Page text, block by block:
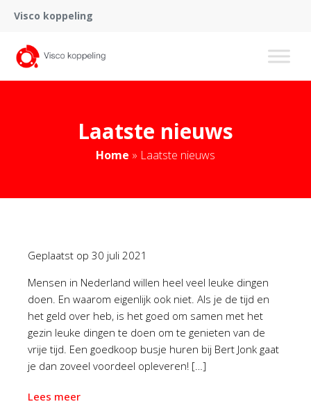
Visco koppeling
Laatste nieuws
Home » Laatste nieuws
Geplaatst op 30 juli 2021
Mensen in Nederland willen heel veel leuke dingen
doen. En waarom eigenlijk ook niet. Als je de tijd en
het geld over heb, is het goed om samen met het
gezin leuke dingen te doen om te genieten van de
vrije tijd. Een goedkoop busje huren bij Bert Jonk gaat
je dan zoveel voordeel opleveren! […]
Lees meer